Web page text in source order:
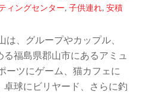
ィングセンター,子供連れ,安積
、グループやカップル、
福島県郡山市にあるアミュ
ーツにゲーム、猫カフェに
球にビリヤード、さらに釣